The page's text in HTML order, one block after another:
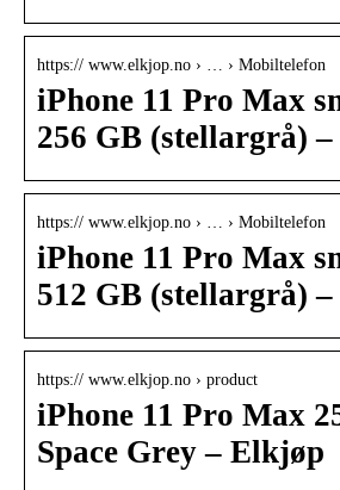
https:// www.elkjop.no › … › Mobiltelefon
iPhone 11 Pro Max
256 GB (stellargrå)
https:// www.elkjop.no › … › Mobiltelefon
iPhone 11 Pro Max
512 GB (stellargrå)
https:// www.elkjop.no › product
iPhone 11 Pro Max
Space Grey – Elkjøp